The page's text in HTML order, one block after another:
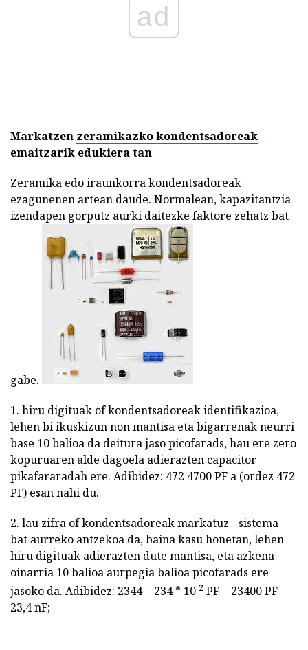
ad
Markatzen zeramikazko kondentsadoreak
emaitzarik edukiera tan
Zeramika edo iraunkorra kondentsadoreak
ezagunenen artean daude. Normalean, kapazitantzia
izendapen gorputz aurki daitezke faktore zehatz bat
gabe.
1. hiru digituak of kondentsadoreak identifikazioa,
lehen bi ikuskizun non mantisa eta bigarrenak neurri
base 10 balioa da deitura jaso picofarads, hau ere zero
kopuruaren alde dagoela adierazten capacitor
pikafararadah ere. Adibidez: 472 4700 PF a (ordez 472
PF) esan nahi du.
2. lau zifra of kondentsadoreak markatuz - sistema
bat aurreko antzekoa da, baina kasu honetan, lehen
hiru digituak adierazten dute mantisa, eta azkena
oinarria 10 balioa aurpegia balioa picofarads ere
jasoko da. Adibidez: 2344 = 234 * 10 2 PF = 23400 PF =
23,4 nF;